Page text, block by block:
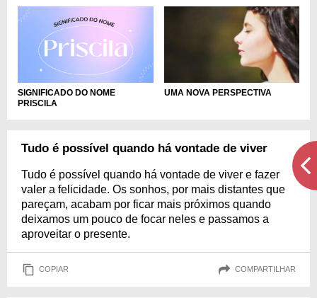
SIGNIFICADO DO NOME
PRISCILA
UMA NOVA PERSPECTIVA
Tudo é possível quando há vontade de viver
Tudo é possível quando há vontade de viver e fazer
valer a felicidade. Os sonhos, por mais distantes que
pareçam, acabam por ficar mais próximos quando
deixamos um pouco de focar neles e passamos a
aproveitar o presente.
COPIAR COMPARTILHAR